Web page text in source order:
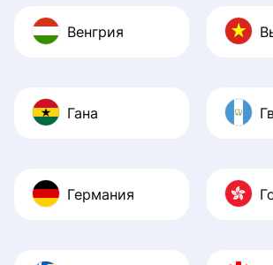
Венгрия
Гана
Германия